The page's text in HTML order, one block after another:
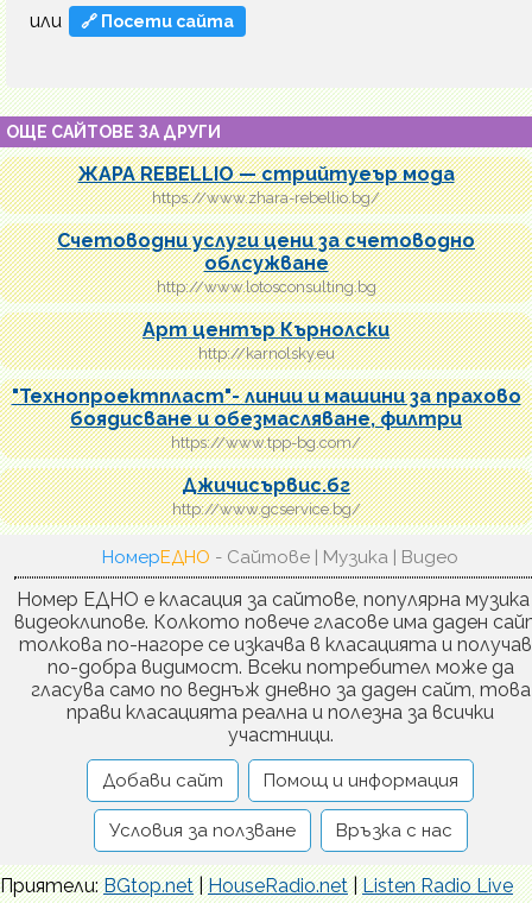
или 🔗 Посети сайта
ОЩЕ САЙТОВЕ ЗА ДРУГИ
ЖАРА REBELLIO — стрийтуеър мода
https://www.zhara-rebellio.bg/
Счетоводни услуги цени за счетоводно
облсужване
http://www.lotosconsulting.bg
Арт център Кърнолски
http://karnolsky.eu
"Технопроектпласт"- линии и машини за прахово
боядисване и обезмасляване, филтри
https://www.tpp-bg.com/
Джичисървис.бг
http://www.gcservice.bg/
НомерЕДНО - Сайтове | Музика | Видео
Номер ЕДНО е класация за сайтове, популярна музика
видеоклипове. Колкото повече гласове има даден
толкова по-нагоре се изкачва в класацията и
по-добра видимост. Всеки потребител може да
гласува само по веднъж дневно за даден сайт, това
прави класацията реална и полезна за всички
участници.
Добави сайт Помощ и информация
Условия за ползване Връзка с нас
Приятели:BGtop.net|HouseRadio.net|Listen Radio Live